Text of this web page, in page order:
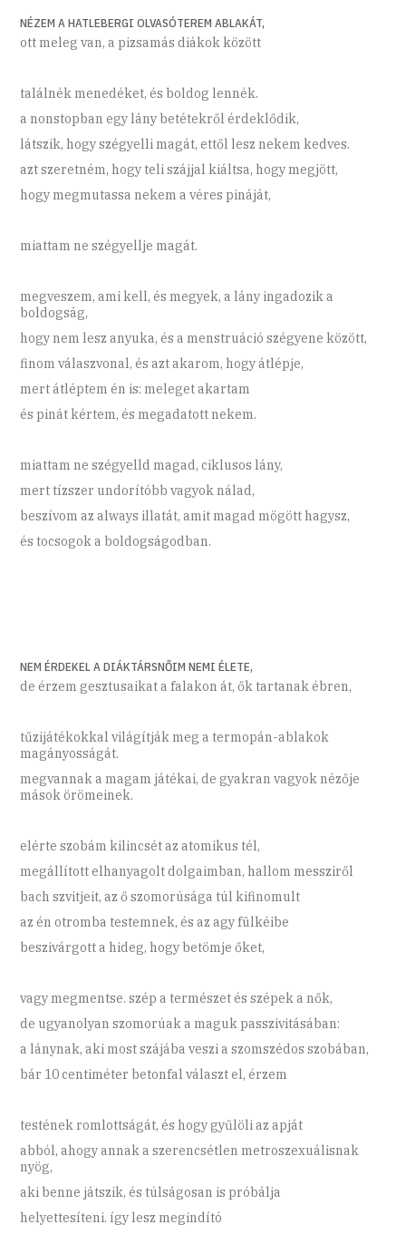
NÉZEM A HATLEBERGI OLVASÓTEREM ABLAKÁT,
ott meleg van, a pizsamás diákok között
találnék menedéket, és boldog lennék.
a nonstopban egy lány betétekről érdeklődik,
látszik, hogy szégyelli magát, ettől lesz nekem kedves.
azt szeretném, hogy teli szájjal kiáltsa, hogy megjött,
hogy megmutassa nekem a véres pináját,
miattam ne szégyellje magát.
megveszem, ami kell, és megyek, a lány ingadozik a
boldogság,
hogy nem lesz anyuka, és a menstruáció szégyene között,
finom válaszvonal, és azt akarom, hogy átlépje,
mert átléptem én is: meleget akartam
és pinát kértem, és megadatott nekem.
miattam ne szégyelld magad, ciklusos lány,
mert tízszer undorítóbb vagyok nálad,
beszívom az always illatát, amit magad mögött hagysz,
és tocsogok a boldogságodban.
NEM ÉRDEKEL A DIÁKTÁRSNŐIM NEMI ÉLETE,
de érzem gesztusaikat a falakon át, ők tartanak ébren,
tűzijátékokkal világítják meg a termopán-ablakok
magányosságát.
megvannak a magam játékai, de gyakran vagyok nézője
mások örömeinek.
elérte szobám kilincsét az atomikus tél,
megállított elhanyagolt dolgaimban, hallom messziről
bach szvitjeit, az ő szomorúsága túl kifinomult
az én otromba testemnek, és az agy fülkéibe
beszivárgott a hideg, hogy betömje őket,
vagy megmentse. szép a természet és szépek a nők,
de ugyanolyan szomorúak a maguk passzivitásában:
a lánynak, aki most szájába veszi a szomszédos szobában,
bár 10 centiméter betonfal választ el, érzem
testének romlottságát, és hogy gyűlöli az apját
abból, ahogy annak a szerencsétlen metroszexuálisnak
nyög,
aki benne játszik, és túlságosan is próbálja
helyettesíteni. így lesz megindító